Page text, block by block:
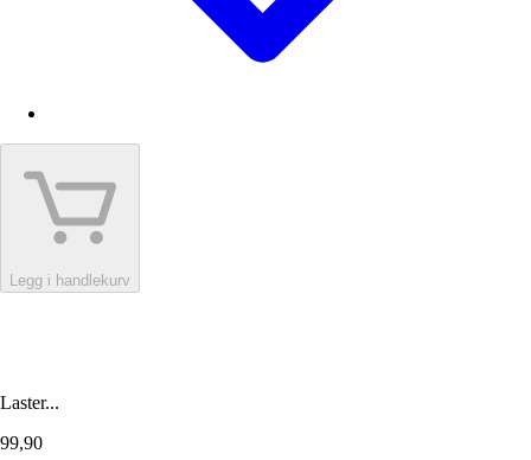
Legg i handlekurv
Laster...
99,90